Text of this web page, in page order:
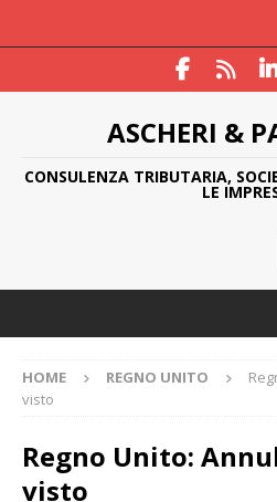
ASCHERI &
CONSULENZA TRIBUTARIA,
LE
HOME REGNO UNITO
visto
Regno Unito:
visto